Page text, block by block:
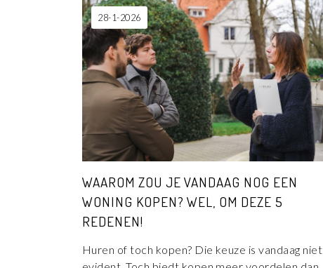
28-1-2026
WAAROM ZOU JE VANDAAG NOG EEN
WONING KOPEN? WEL, OM DEZE 5
REDENEN!
Huren of toch kopen? Die keuze is vandaag niet